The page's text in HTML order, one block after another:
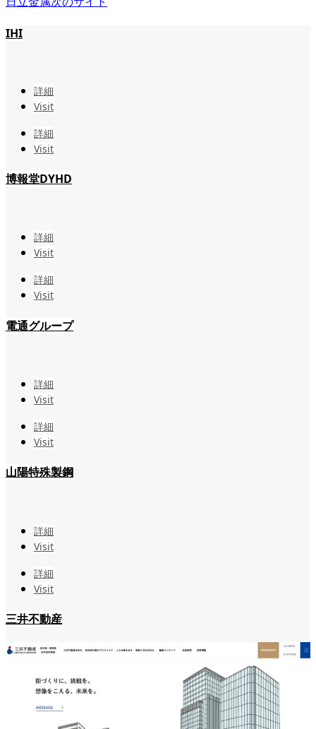
IHI
詳細
Visit
詳細
Visit
博報堂DYHD
詳細
Visit
詳細
Visit
電通グループ
詳細
Visit
詳細
Visit
山陽特殊製鋼
詳細
Visit
詳細
Visit
三井不動産